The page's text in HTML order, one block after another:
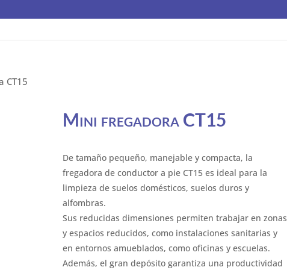
CT15
Mini fregadora CT15
De tamaño pequeño, manejable y compacta, la
fregadora de conductor a pie CT15 es ideal para la
limpieza de suelos domésticos, suelos duros y
alfombras.
Sus reducidas dimensiones permiten trabajar en zonas
y espacios reducidos, como instalaciones sanitarias y
en entornos amueblados, como oficinas y escuelas.
Además, el gran depósito garantiza una productividad